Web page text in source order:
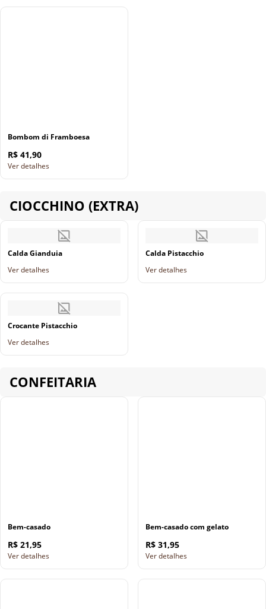
Bombom di Framboesa
R$ 41,90
Ver detalhes
CIOCCHINO (EXTRA)
Calda Gianduia
Ver detalhes
Calda Pistacchio
Ver detalhes
Crocante Pistacchio
Ver detalhes
CONFEITARIA
Bem-casado
R$ 21,95
Ver detalhes
Bem-casado com gelato
R$ 31,95
Ver detalhes